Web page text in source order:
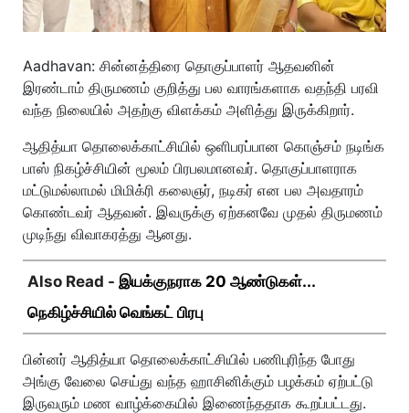
Aadhavan: சின்னத்திரை தொகுப்பாளர் ஆதவனின்
இரண்டாம் திருமணம் குறித்து பல வாரங்களாக வதந்தி பரவி
வந்த நிலையில் அதற்கு விளக்கம் அளித்து இருக்கிறார்.
ஆதித்யா தொலைக்காட்சியில் ஒளிபரப்பான கொஞ்சம் நடிங்க
பாஸ் நிகழ்ச்சியின் மூலம் பிரபலமானவர். தொகுப்பாளராக
மட்டுமல்லாமல் மிமிக்ரி கலைஞர், நடிகர் என பல அவதாரம்
கொண்டவர் ஆதவன். இவருக்கு ஏற்கனவே முதல் திருமணம்
முடிந்து விவாகரத்து ஆனது.
Also Read - இயக்குநராக 20 ஆண்டுகள்...
நெகிழ்ச்சியில் வெங்கட் பிரபு
பின்னர் ஆதித்யா தொலைக்காட்சியில் பணிபுரிந்த போது
அங்கு வேலை செய்து வந்த ஹாசினிக்கும் பழக்கம் ஏற்பட்டு
இருவரும் மண வாழ்க்கையில் இணைந்ததாக கூறப்பட்டது.